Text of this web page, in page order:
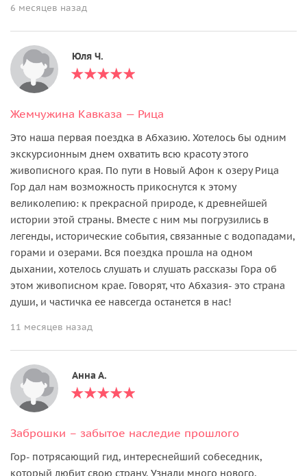
6 месяцев назад
Юля Ч.
Жемчужина Кавказа — Рица
Это наша первая поездка в Абхазию. Хотелось бы одним
экскурсионным днем охватить всю красоту этого
живописного края. По пути в Новый Афон к озеру Рица
Гор дал нам возможность прикоснутся к этому
великолепию: к прекрасной природе, к древнейшей
истории этой страны. Вместе с ним мы погрузились в
легенды, исторические события, связанные с водопадами,
горами и озерами. Вся поездка прошла на одном
дыхании, хотелось слушать и слушать рассказы Гора об
этом живописном крае. Говорят, что Абхазия- это страна
души, и частичка ее навсегда останется в нас!
11 месяцев назад
Анна А.
Заброшки – забытое наследие прошлого
Гор- потрясающий гид, интереснейший собеседник,
который любит свою страну. Узнали много нового,